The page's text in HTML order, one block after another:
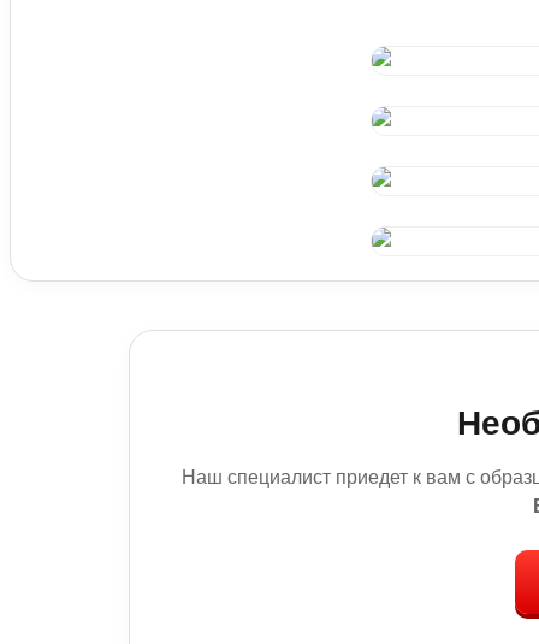
Наш специалист приедет к вам с